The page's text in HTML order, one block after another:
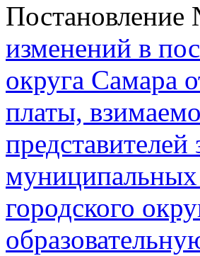
изменений в
округа Самара
платы,
муниципальных
городского